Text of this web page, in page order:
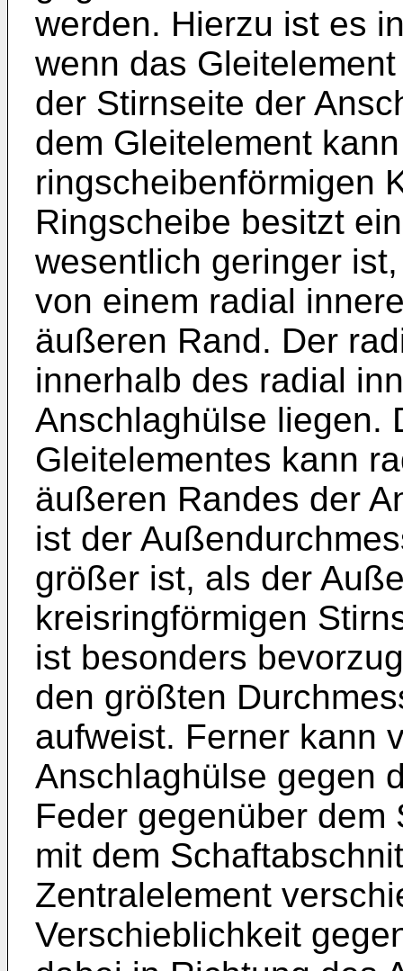
werden. Hierzu ist es
wenn das
der Stirnseite der
dem Gleitelement
ringscheibenförmigen
Ringscheibe besitzt
wesentlich geringer
von einem radial
äußeren Rand. Der
innerhalb des radial
Anschlaghülse liegen.
Gleitelementes kann
äußeren Randes der
ist der
größer ist, als der
kreisringförmigen
ist besonders
den größten
aufweist. Ferner kann
Anschlaghülse gegen
Feder gegenüber dem
mit dem
Zentralelement
Verschieblichkeit